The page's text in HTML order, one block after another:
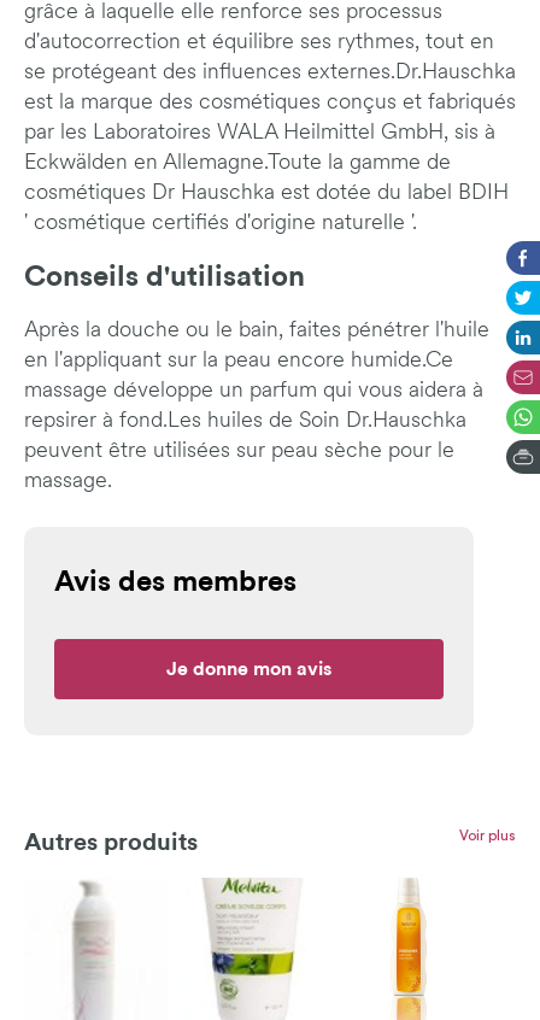
grâce à laquelle elle renforce ses processus
d'autocorrection et équilibre ses rythmes, tout en
se protégeant des influences externes.Dr.Hauschka
est la marque des cosmétiques conçus et fabriqués
par les Laboratoires WALA Heilmittel GmbH, sis à
Eckwälden en Allemagne.Toute la gamme de
cosmétiques Dr Hauschka est dotée du label BDIH
' cosmétique certifiés d'origine naturelle '.
Conseils d'utilisation
Après la douche ou le bain, faites pénétrer l'huile
en l'appliquant sur la peau encore humide.Ce
massage développe un parfum qui vous aidera à
repsirer à fond.Les huiles de Soin Dr.Hauschka
peuvent être utilisées sur peau sèche pour le
massage.
Avis des membres
Je donne mon avis
Autres produits Voir plus